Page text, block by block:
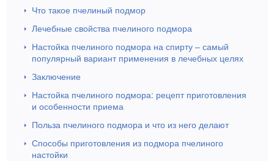
Что такое пчелиный подмор
Лечебные свойства пчелиного подмора
Настойка пчелиного подмора на спирту – самый
популярный вариант применения в лечебных целях
Заключение
Настойка пчелиного подмора: рецепт приготовления
и особенности приема
Польза пчелиного подмора и что из него делают
Способы приготовления из подмора пчелиного
настойки